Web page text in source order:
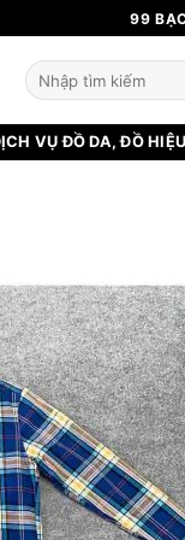
99
Tìm
kiếm:
VỤ ĐỒ DA, ĐỒ HIỆU